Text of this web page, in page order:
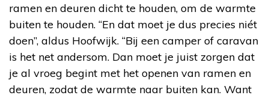
ramen en deuren dicht te houden, om de warmte
buiten te houden. “En dat moet je dus precies niét
doen”, aldus Hoofwijk. “Bij een camper of caravan
is het net andersom. Dan moet je juist zorgen dat
je al vroeg begint met het openen van ramen en
deuren, zodat de warmte naar buiten kan. Want